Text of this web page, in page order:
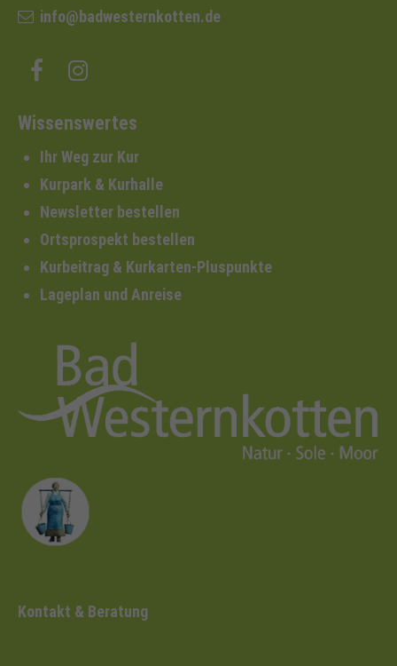
info@badwesternkotten.de
Wissenswertes
Ihr Weg zur Kur
Kurpark & Kurhalle
Newsletter bestellen
Ortsprospekt bestellen
Kurbeitrag & Kurkarten-Pluspunkte
Lageplan und Anreise
Kontakt & Beratung